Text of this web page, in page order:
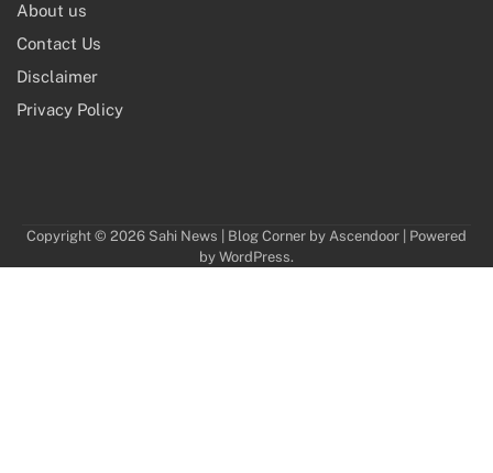
About us
Contact Us
Disclaimer
Privacy Policy
Copyright © 2026 Sahi News | Blog Corner by Ascendoor | Powered
by WordPress.